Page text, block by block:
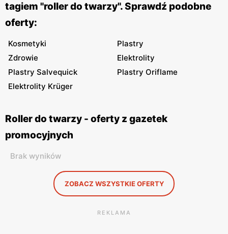
tagiem "roller do twarzy". Sprawdź podobne
oferty:
Kosmetyki
Plastry
Zdrowie
Elektrolity
Plastry Salvequick
Plastry Oriflame
Elektrolity Krüger
Roller do twarzy - oferty z gazetek
promocyjnych
Brak wyników
ZOBACZ WSZYSTKIE OFERTY
REKLAMA